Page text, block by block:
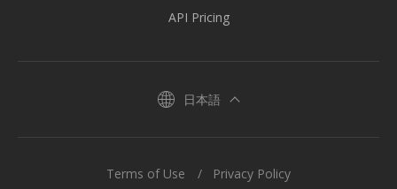
API Pricing
日本語
Terms of Use Privacy Policy